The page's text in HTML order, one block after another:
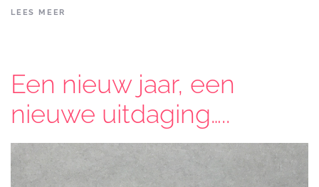
LEES MEER
Een nieuw jaar, een
nieuwe uitdaging…..